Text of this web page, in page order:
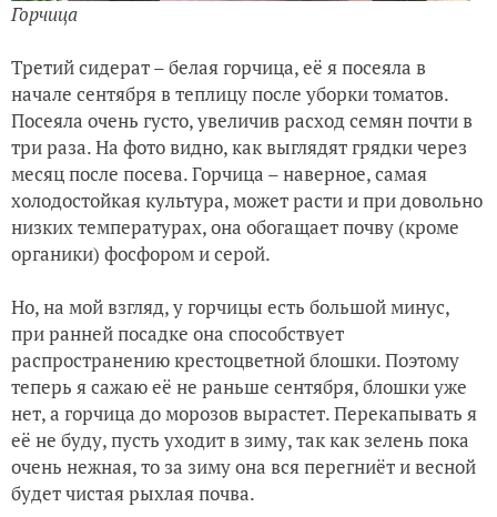
Горчица
Третий сидерат – белая горчица, её я посеяла в
начале сентября в теплицу после уборки томатов.
Посеяла очень густо, увеличив расход семян почти в
три раза. На фото видно, как выглядят грядки через
месяц после посева. Горчица – наверное, самая
холодостойкая культура, может расти и при довольно
низких температурах, она обогащает почву (кроме
органики) фосфором и серой.
Но, на мой взгляд, у горчицы есть большой минус,
при ранней посадке она способствует
распространению крестоцветной блошки. Поэтому
теперь я сажаю её не раньше сентября, блошки уже
нет, а горчица до морозов вырастет. Перекапывать я
её не буду, пусть уходит в зиму, так как зелень пока
очень нежная, то за зиму она вся перегниёт и весной
будет чистая рыхлая почва.